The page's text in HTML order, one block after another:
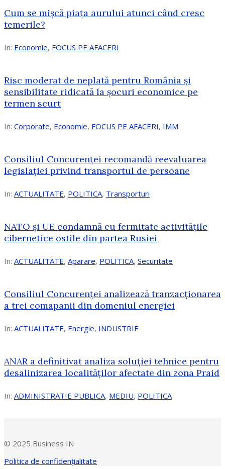
Cum se mișcă piața aurului atunci când cresc
temerile?
In: Economie, FOCUS PE AFACERI
Risc moderat de neplată pentru România și
sensibilitate ridicată la șocuri economice pe
termen scurt
In: Corporate, Economie, FOCUS PE AFACERI, IMM
Consiliul Concurenței recomandă reevaluarea
legislației privind transportul de persoane
In: ACTUALITATE, POLITICA, Transporturi
NATO și UE condamnă cu fermitate activitățile
cibernetice ostile din partea Rusiei
In: ACTUALITATE, Aparare, POLITICA, Securitate
Consiliul Concurenţei analizează tranzacționarea
a trei comapanii din domeniul energiei
In: ACTUALITATE, Energie, INDUSTRIE
ANAR a definitivat analiza soluției tehnice pentru
desalinizarea localităților afectate din zona Praid
In: ADMINISTRATIE PUBLICA, MEDIU, POLITICA
© 2025 Business IN
Politica de confidențialitate